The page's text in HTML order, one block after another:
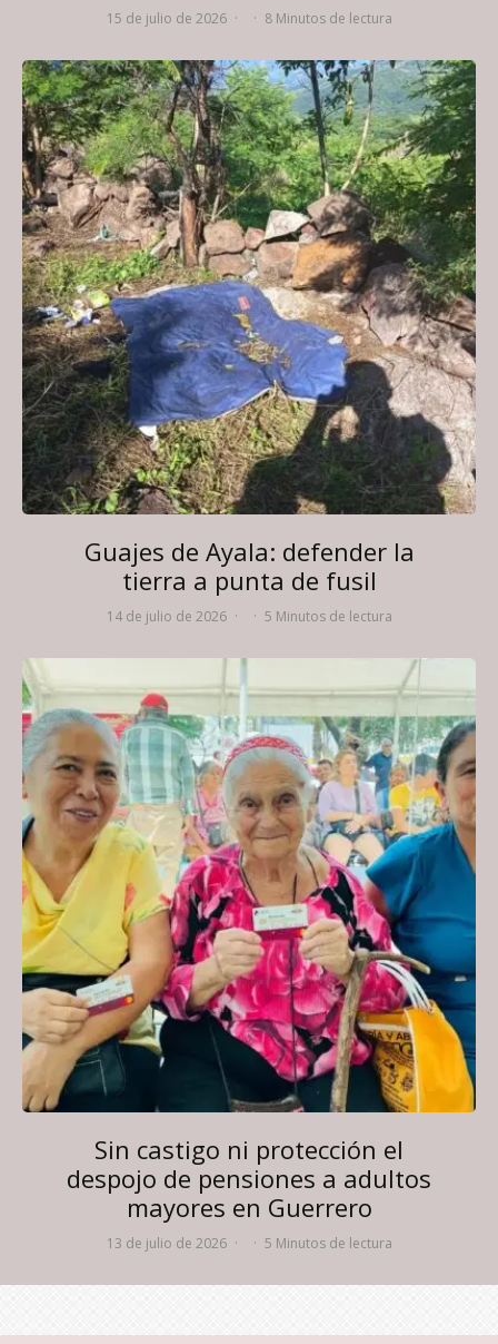
15 de julio de 2026 · · 8 Minutos de lectura
Guajes de Ayala: defender la
tierra a punta de fusil
14 de julio de 2026 · · 5 Minutos de lectura
Sin castigo ni protección el
despojo de pensiones a adultos
mayores en Guerrero
13 de julio de 2026 · · 5 Minutos de lectura